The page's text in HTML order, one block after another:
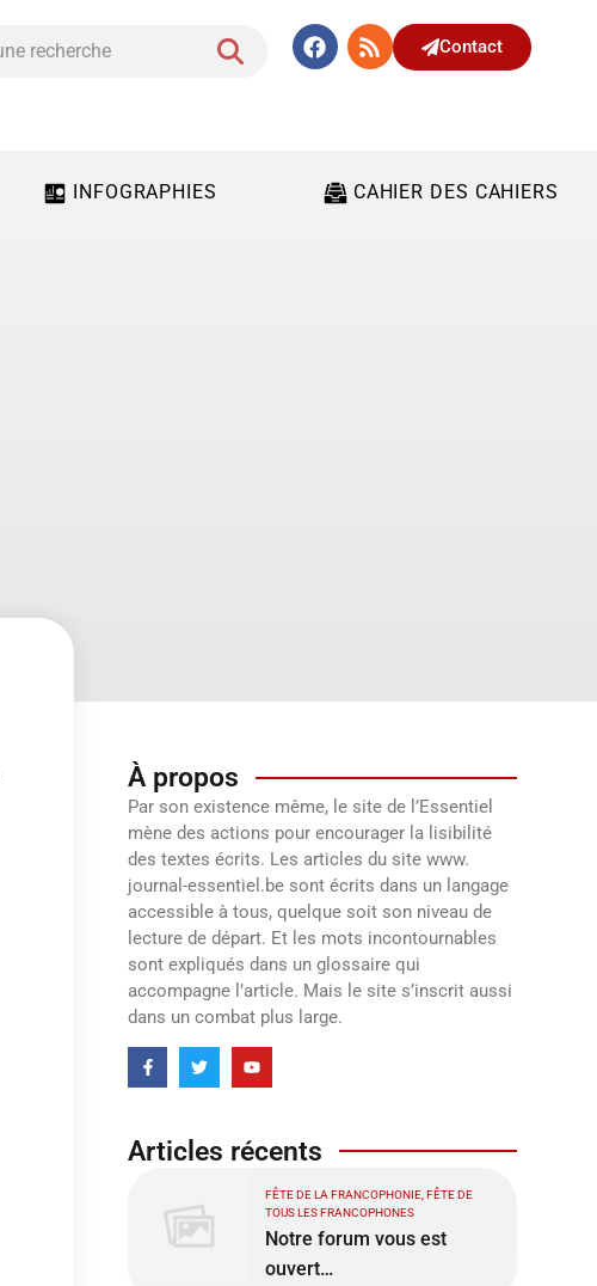
Contact
INFOGRAPHIES CAHIER DES CAHIERS
À propos
Par son existence même, le site de l’Essentiel
mène des actions pour encourager la lisibilité
des textes écrits. Les articles du site www.
journal-essentiel.be sont écrits dans un langage
accessible à tous, quelque soit son niveau de
lecture de départ. Et les mots incontournables
sont expliqués dans un glossaire qui
accompagne l’article. Mais le site s’inscrit aussi
dans un combat plus large.
Articles récents
FÊTE DE LA FRANCOPHONIE, FÊTE DE
TOUS LES FRANCOPHONES
Notre forum vous est
ouvert…